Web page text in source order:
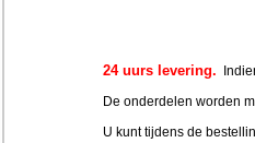
24 uurs levering.
De onderdelen worden
U kunt tijdens de